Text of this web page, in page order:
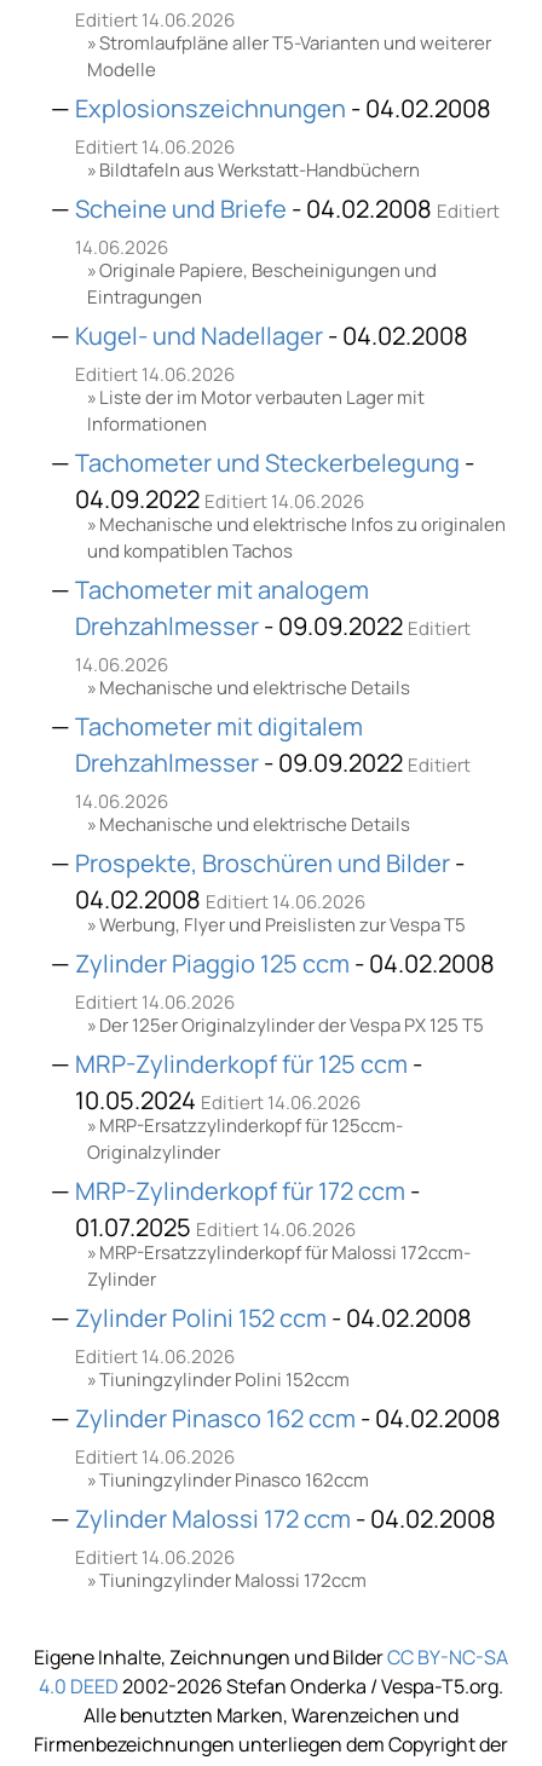
Editiert 14.06.2026
Stromlaufpläne aller T5-Varianten und weiterer
Modelle
Explosionszeichnungen - 04.02.2008
Editiert 14.06.2026
Bildtafeln aus Werkstatt-Handbüchern
Scheine und Briefe - 04.02.2008 Editiert
14.06.2026
Originale Papiere, Bescheinigungen und
Eintragungen
Kugel- und Nadellager- 04.02.2008
Editiert 14.06.2026
Liste der im Motor verbauten Lager mit
Informationen
Tachometer und Steckerbelegung -
04.09.2022 Editiert 14.06.2026
Mechanische und elektrische Infos zu originalen
und kompatiblen Tachos
Tachometer mit analogem
Drehzahlmesser- 09.09.2022 Editiert
14.06.2026
Mechanische und elektrische Details
Tachometer mit digitalem
Drehzahlmesser- 09.09.2022 Editiert
14.06.2026
Mechanische und elektrische Details
Prospekte, Broschüren und Bilder-
04.02.2008 Editiert 14.06.2026
Werbung, Flyer und Preislisten zur Vespa T5
Zylinder Piaggio 125 ccm - 04.02.2008
Editiert 14.06.2026
Der 125er Originalzylinder der Vespa PX 125 T5
MRP-Zylinderkopf für 125 ccm -
10.05.2024 Editiert 14.06.2026
MRP-Ersatzzylinderkopf für 125ccm-
Originalzylinder
MRP-Zylinderkopf für 172 ccm -
01.07.2025 Editiert 14.06.2026
MRP-Ersatzzylinderkopf für Malossi 172ccm-
Zylinder
Zylinder Polini 152 ccm - 04.02.2008
Editiert 14.06.2026
Tiuningzylinder Polini 152ccm
Zylinder Pinasco 162 ccm - 04.02.2008
Editiert 14.06.2026
Tiuningzylinder Pinasco 162ccm
Zylinder Malossi 172 ccm - 04.02.2008
Editiert 14.06.2026
Tiuningzylinder Malossi 172ccm
Eigene Inhalte, Zeichnungen und BilderCC BY-NC-SA
4.0 DEED2002-2026 Stefan Onderka / Vespa-T5.org.
Alle benutzten Marken, Warenzeichen und
Firmenbezeichnungen unterliegen dem Copyright der